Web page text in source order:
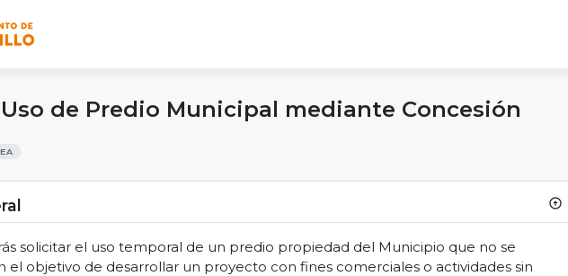
de Predio Municipal mediante Concesión
arrow_circle_up
solicitar el uso temporal de un predio propiedad del Municipio que no se
el objetivo de desarrollar un proyecto con fines comerciales o actividades sin